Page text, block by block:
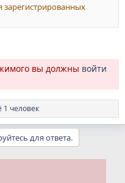
вы должны войти
1 человек
для ответа.